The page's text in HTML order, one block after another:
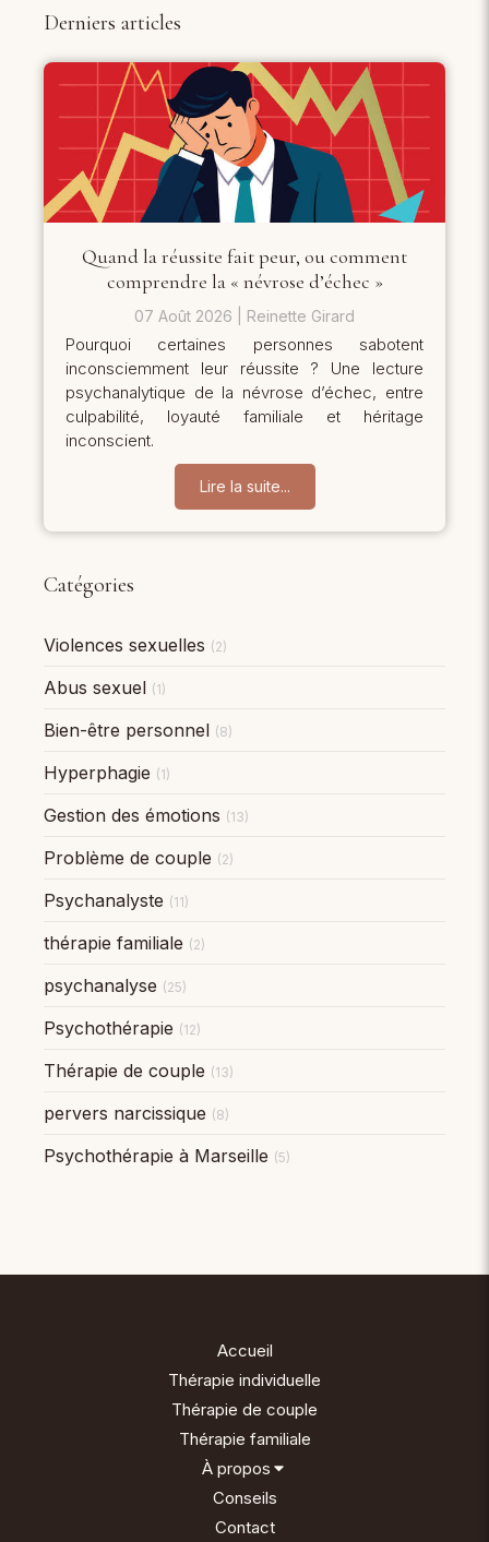
Derniers articles
Quand la réussite fait peur, ou comment
comprendre la « névrose d’échec »
07 Août 2026 Reinette Girard
Pourquoi certaines personnes sabotent
inconsciemment leur réussite ? Une lecture
psychanalytique de la névrose d’échec, entre
culpabilité, loyauté familiale et héritage
inconscient.
Lire la suite...
Catégories
Violences sexuelles (2)
Abus sexuel (1)
Bien-être personnel (8)
Hyperphagie (1)
Gestion des émotions (13)
Problème de couple (2)
Psychanalyste (11)
thérapie familiale (2)
psychanalyse (25)
Psychothérapie (12)
Thérapie de couple (13)
pervers narcissique (8)
Psychothérapie à Marseille (5)
Accueil
Thérapie individuelle
Thérapie de couple
Thérapie familiale
À propos
Conseils
Contact